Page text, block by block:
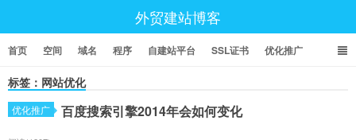
外贸建站博客
首页 空间 域名 程序 自建站平台 SSL证书 优化推广
标签：网站优化
优化推广 百度搜索引擎2014年会如何变化